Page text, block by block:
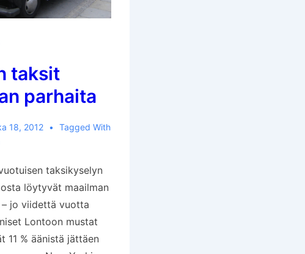
taksit
parhaita
18, 2012
Tagged With
taksikyselyn
löytyvät maailman
jo viidettä vuotta
Lontoon mustat
11 % äänistä jättäen